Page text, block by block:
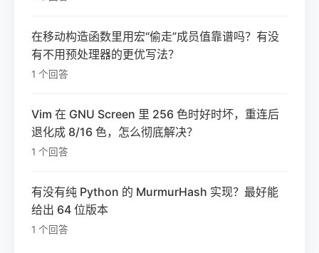
在移动构造函数里用宏“偷走”成员值靠谱吗？有没
有不用预处理器的更优写法？
1 个回答
Vim 在 GNU Screen 里 256 色时好时坏，重连后
退化成 8/16 色，怎么彻底解决？
1 个回答
有没有纯 Python 的 MurmurHash 实现？最好能
给出 64 位版本
1 个回答